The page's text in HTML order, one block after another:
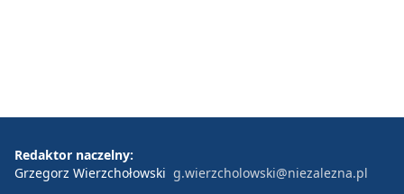
Redaktor naczelny:
Grzegorz Wierzchołowski g.wierzcholowski@niezalezna.pl